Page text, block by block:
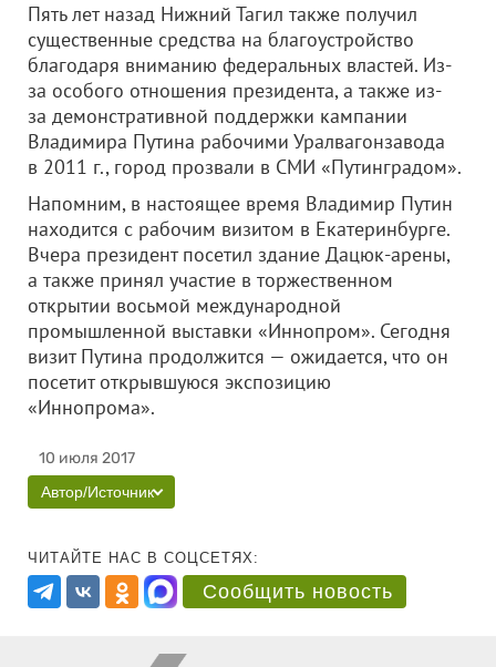
Пять лет назад Нижний Тагил также получил
существенные средства на благоустройство
благодаря вниманию федеральных властей. Из-
за особого отношения президента, а также из-
за демонстративной поддержки кампании
Владимира Путина рабочими Уралвагонзавода
в 2011 г., город прозвали в СМИ «Путинградом».
Напомним, в настоящее время Владимир Путин
находится с рабочим визитом в Екатеринбурге.
Вчера президент посетил здание Дацюк-арены,
а также принял участие в торжественном
открытии восьмой международной
промышленной выставки «Иннопром». Сегодня
визит Путина продолжится — ожидается, что он
посетит открывшуюся экспозицию
«Иннопрома».
10 июля 2017
Автор/Источник
ЧИТАЙТЕ НАС В СОЦСЕТЯХ:
Сообщить новость